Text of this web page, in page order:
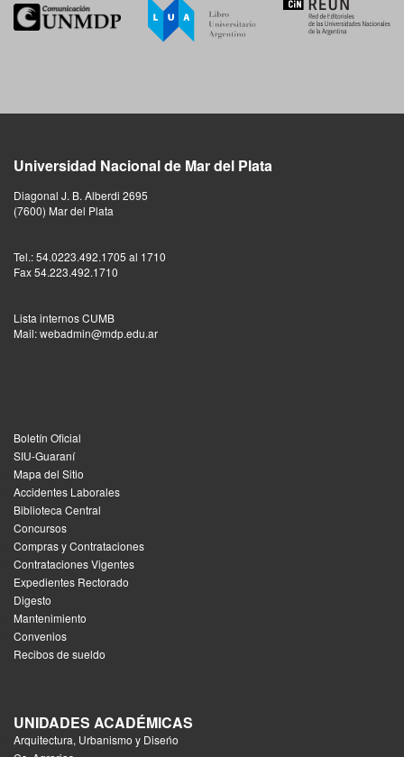
Universidad Nacional de Mar del Plata
Diagonal J. B. Alberdi 2695
(7600) Mar del Plata
Tel.: 54.0223.492.1705 al 1710
Fax 54.223.492.1710
Lista internos CUMB
Mail: webadmin@mdp.edu.ar
Boletín Oficial
SIU-Guaraní
Mapa del Sitio
Accidentes Laborales
Biblioteca Central
Concursos
Compras y Contrataciones
Contrataciones Vigentes
Expedientes Rectorado
Digesto
Mantenimiento
Convenios
Recibos de sueldo
UNIDADES ACADÉMICAS
Arquitectura, Urbanismo y Diseńo